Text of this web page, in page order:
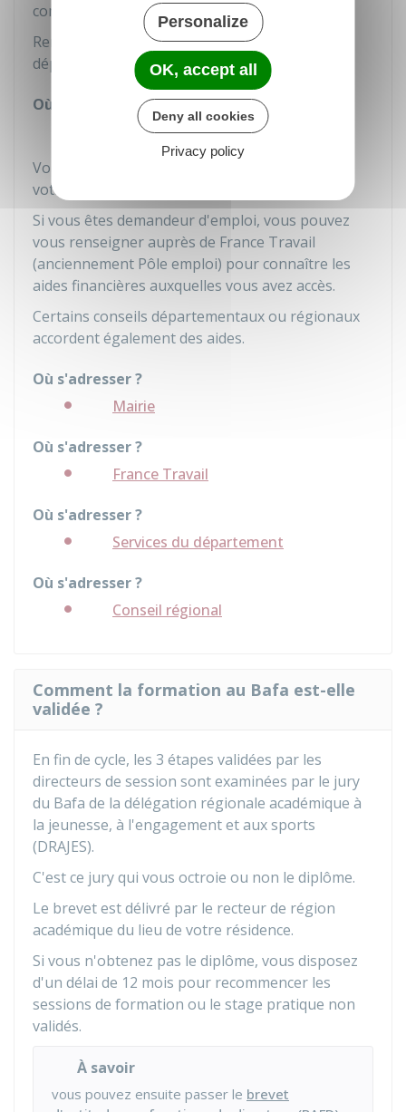
complémentaire.
Renseignez-vous auprès de la Caf de votre
département.
Où s'adresser ?
Caisse d'allocations familiales (Caf)
Vous pouvez aussi vous renseigner auprès de
votre mairie.
Si vous êtes demandeur d'emploi, vous pouvez
vous renseigner auprès de France Travail
(anciennement Pôle emploi) pour connaître les
aides financières auxquelles vous avez accès.
Certains conseils départementaux ou régionaux
accordent également des aides.
Où s'adresser ?
Mairie
Où s'adresser ?
France Travail
Où s'adresser ?
Services du département
Où s'adresser ?
Conseil régional
Comment la formation au Bafa est-elle
validée ?
En fin de cycle, les 3 étapes validées par les
directeurs de session sont examinées par le jury
du Bafa de la délégation régionale académique à
la jeunesse, à l'engagement et aux sports
(DRAJES).
C'est ce jury qui vous octroie ou non le diplôme.
Le brevet est délivré par le recteur de région
académique du lieu de votre résidence.
Si vous n'obtenez pas le diplôme, vous disposez
d'un délai de 12 mois pour recommencer les
sessions de formation ou le stage pratique non
validés.
À savoir
vous pouvez ensuite passer le brevet
Personalize
OK, accept all
Deny all cookies
Privacy policy